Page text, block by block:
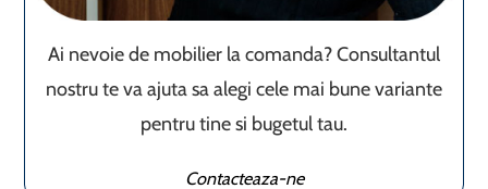
Ai nevoie de mobilier la comanda? Consultantul
nostru te va ajuta sa alegi cele mai bune variante
pentru tine si bugetul tau.
Contacteaza-ne